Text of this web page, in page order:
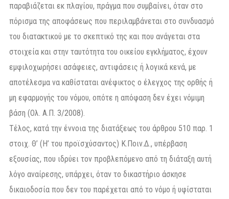
παραβιάζεται εκ πλαγίου, πράγμα που συμβαίνει, όταν στο
πόρισμα της αποφάσεως που περιλαμβάνεται στο συνδυασμό
του διατακτικού με το σκεπτικό της και που ανάγεται στα
στοιχεία και στην ταυτότητα του οικείου εγκλήματος, έχουν
εμφιλοχωρήσει ασάφειες, αντιφάσεις ή λογικά κενά, με
αποτέλεσμα να καθίσταται ανέφικτος ο έλεγχος της ορθής ή
μη εφαρμογής του νόμου, οπότε η απόφαση δεν έχει νόμιμη
βάση (Ολ. Α.Π. 3/2008).
Τέλος, κατά την έννοια της διατάξεως του άρθρου 510 παρ. 1
στοιχ. Θ’ (Η’ του προϊσχύσαντος) Κ.Ποιν.Δ., υπέρβαση
εξουσίας, που ιδρύει τον προβλεπόμενο από τη διάταξη αυτή
λόγο αναίρεσης, υπάρχει, όταν το δικαστήριο άσκησε
δικαιοδοσία που δεν του παρέχεται από το νόμο ή υφίσταται